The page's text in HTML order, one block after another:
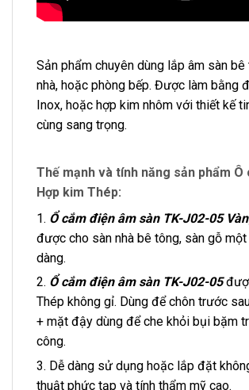
Sản phẩm chuyên dùng lắp âm sàn bê
nhà, hoặc phòng bếp. Được làm bằng
Inox, hoặc hợp kim nhôm với thiết kế
cùng sang trọng.
Thế mạnh và tính năng sản phẩm Ô
Hợp kim Thép:
1. Ổ cắm điện âm sàn TK-J02-05
được cho sàn nhà bê tông, sàn gỗ một
dàng.
2. Ổ cắm điện âm sàn TK-J02-05
Thép không gỉ. Dùng để chôn trước
+ mặt đậy dùng để che khỏi bụi bặm
công.
3. Dễ dàng sử dụng hoặc lắp đặt
thuật phức tạp và tính thẩm mỹ cao.